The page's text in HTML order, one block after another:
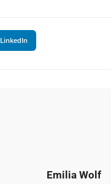
LinkedIn
Emilia Wolf